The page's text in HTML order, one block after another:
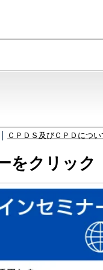
ＣＰＤＳ及びＣＰＤにつ
をクリック